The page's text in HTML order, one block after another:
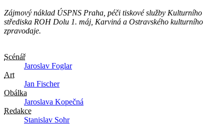
Zájmový náklad ÚSPNS Praha, péči tiskové služby Kulturního
střediska ROH Dolu 1. máj, Karviná a Ostravského kulturního
zpravodaje.
Scénář
Jaroslav Foglar
Art
Jan Fischer
Obálka
Jaroslava Kopečná
Redakce
Stanislav Sohr